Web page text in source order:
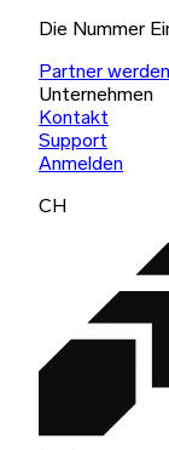
Die Nummer
Partner werden
Unternehmen
Kontakt
Support
Anmelden
CH